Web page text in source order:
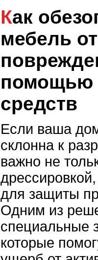
Как обезопасить
мебель от
помощью
средств
Если ваша
склонна к
важно не
для защиты
Одним из
специальные
которые